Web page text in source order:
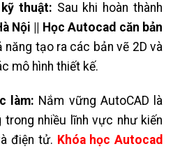
thuật: Sau khi hoàn thành
Nội || Học Autocad căn bản
năng tạo ra các bản vẽ 2D và
mô hình thiết kế.
làm: Nắm vững AutoCAD là
nhiều lĩnh vực như kiến
điện tử. Khóa học Autocad